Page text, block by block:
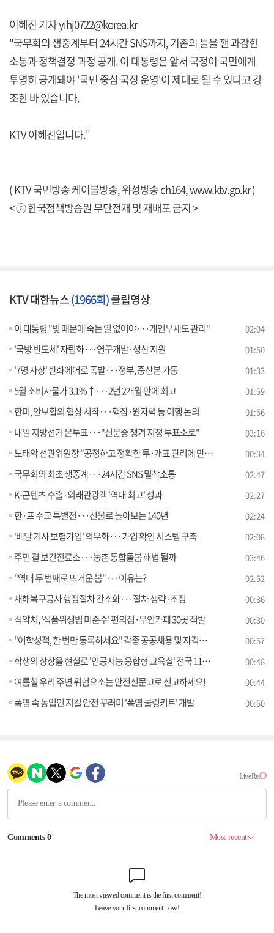
이혜진 기자 yihj0722@korea.kr
"국무회의 생중계부터 24시간 SNS까지, 기존의 틀을 깬 과감한
소통과 정책결정 과정 공개. 이 대통령은 앞서 국정이 국민에게
투명히 공개돼야 '국민 중심 국정 운영'이 제대로 될 수 있다고 강
조한 바 있습니다.
KTV 이혜진입니다."
( KTV 국민방송 케이블방송, 위성방송 ch164,www.ktv.go.kr)
< ⓒ 한국정책방송원 무단전재 및 재배포 금지 >
KTV 대한뉴스(1966회)클립영상
이 대통령 "빚 때문에 죽는 일 없어야···개인부채도 관리" 02:04
'국방 반도체' 자립화···연구개발·생산 지원 01:50
'7명 사상' 한화에어로 폭발···정부, 중산본 가동 01:33
5월 소비자물가 3.1%↑···2년 2개월 만에 최고 01:59
한미, 안보합의 협상 시작···핵잠·원자력 등 이행 논의 01:56
내일 지방선거 본투표···"신분증 챙겨 지정 투표소로" 03:16
노태악 선관위원장 "공정하고 정확한 투·개표 관리에 만전" 00:34
국무회의 최초 생중계···24시간 SNS 밀착소통 02:47
K-콘텐츠 수출·외래관광객 '역대 최고' 성과 02:27
한·프 수교 특별전···선물로 돌아보는 140년 02:24
'배달 기사 보험가입' 의무화···가입 확인 시스템 구축 02:08
주민 곁 보건진료소···농촌 통합돌봄 해법 될까 03:46
"역대 두 번째로 뜨거운 봄"···이유는? 02:52
재해복구공사 행정절차 간소화···절차 생략·조정 00:36
식약처, '식품위생법 미준수' 편의점·무인카페 30곳 적발 00:30
"어학성적, 한 번만 등록하세요" 각종 공공채용 및 자격시험에서 모두 활용 가능 00:57
학생의 상상을 현실로 '인공지능 융합형 교육실' 전국 118개 학교에 조성한다 00:48
여름철 우리 주변 위험요소는 안전신문고로 신고하세요! 00:44
폭염 속 농업인 지킬 안전 꾸러미 '폭염 쿨링키트' 개발 00:50